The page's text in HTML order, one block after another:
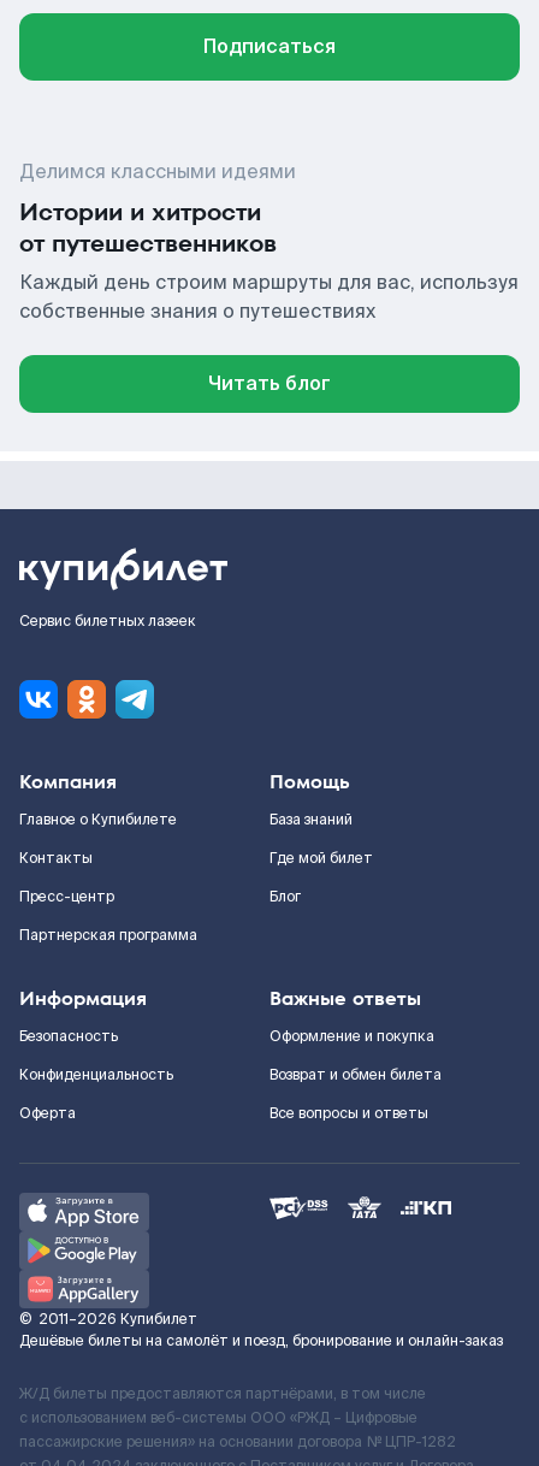
Подписаться
Делимся классными идеями
Истории и хитрости
от путешественников
Каждый день строим маршруты для вас, используя
собственные знания о путешествиях
Читать блог
Сервис билетных лазеек
Компания
Главное о Купибилете
Контакты
Пресс-центр
Партнерская программа
Помощь
База знаний
Где мой билет
Блог
Информация
Безопасность
Конфиденциальность
Оферта
Важные ответы
Оформление и покупка
Возврат и обмен билета
Все вопросы и ответы
© 2011–2026 Купибилет
Дешёвые билеты на самолёт и поезд, бронирование и онлайн-заказ
Ж/Д билеты предоставляются партнёрами, в том числе
с использованием веб-системы ООО «РЖД – Цифровые
пассажирские решения» на основании договора № ЦПР-1282